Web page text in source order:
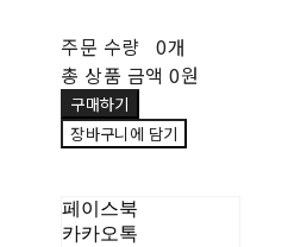
주문 수량 0개
총 상품 금액 0원
구매하기
장바구니에 담기
페이스북
카카오톡